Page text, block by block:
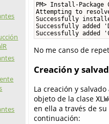
PM> Install-Package
Attempting to resolve
Successfully
Successfully added
Successfully added
No me canso de
Creación y
La creación y
objeto de la clase
en ella a través de
continuación: